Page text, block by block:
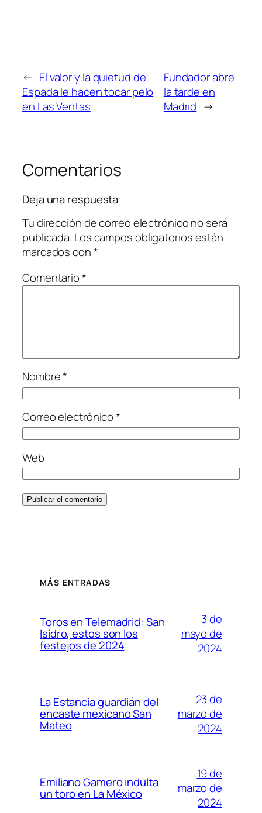
← El valor y la quietud de
Espada le hacen tocar pelo
en Las Ventas
Fundador abre
la tarde en
Madrid →
Comentarios
Deja una respuesta
Tu dirección de correo electrónico no será
publicada. Los campos obligatorios están
marcados con*
Comentario*
Nombre*
Correo electrónico*
Web
MÁS ENTRADAS
Toros en Telemadrid: San
Isidro, estos son los
festejos de 2024
3 de
mayo de
2024
La Estancia guardián del
encaste mexicano San
Mateo
23 de
marzo de
2024
Emiliano Gamero indulta
un toro en La México
19 de
marzo de
2024